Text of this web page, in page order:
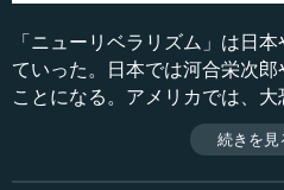
「ニューリベラリズム」は日
ていった。日本では河合栄次
ことになる。アメリカでは、
失墜したことが決定的となり
ベラル」が優勢となっていく
ーリベラリズムの広がり方の
収録日：2022年7月1日
続きを